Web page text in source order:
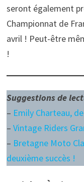
seront également
Championnat de
avril ! Peut-être
!
Suggestions de
– Emily Charteau,
– Vintage Riders
– Bretagne Moto
deuxième succès !